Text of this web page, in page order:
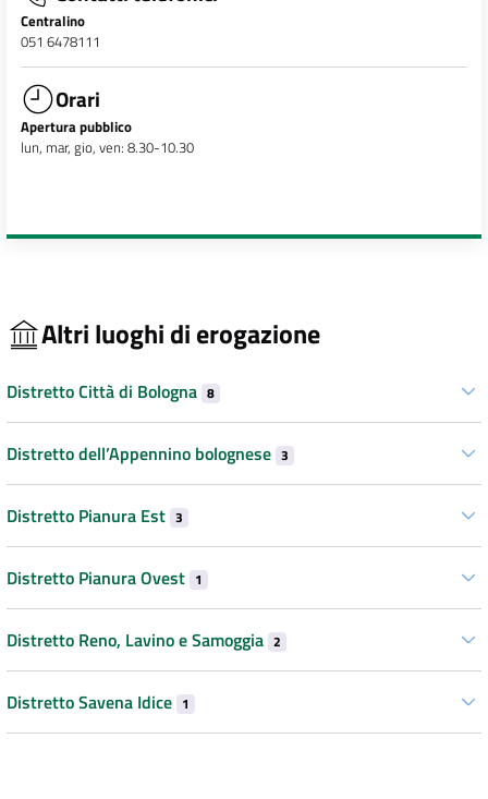
Centralino
051 6478111
Orari
Apertura pubblico
lun, mar, gio, ven: 8.30-10.30
Altri luoghi di erogazione
Distretto Città di Bologna 8
Distretto dell’Appennino bolognese 3
Distretto Pianura Est 3
Distretto Pianura Ovest 1
Distretto Reno, Lavino e Samoggia 2
Distretto Savena Idice 1